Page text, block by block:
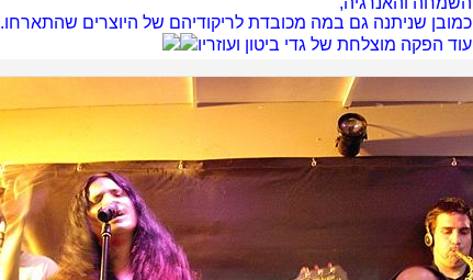
כמובן שניתנה גם במה מכובדת לריקודיהם של היוצרים שהתארחו.
עוד הפקה מוצלחת של גדי ביטון ועוזריו